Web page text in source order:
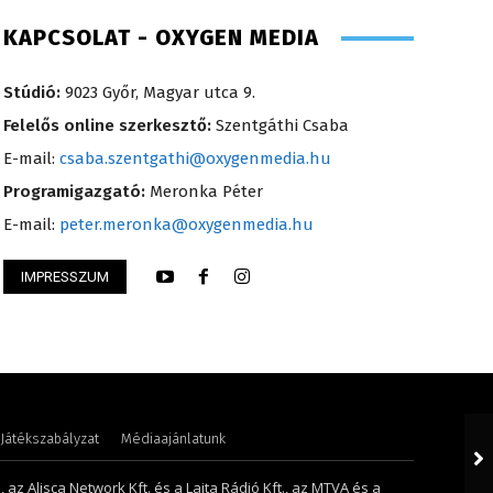
– operatőr-vágó – 2020
KAPCSOLAT - OXYGEN MEDIA
Stúdió: 9023 Győr, Magyar utca 9.
Felelős online szerkesztő: Szentgáthi Csaba
E-mail: csaba.szentgathi@oxygenmedia.hu
Programigazgató: Meronka Péter
E-mail: peter.meronka@oxygenmedia.hu
IMPRESSZUM
Játékszabályzat Médiaajánlatunk
Alisca Network Kft. és a Lajta Rádió Kft., az MTVA és a